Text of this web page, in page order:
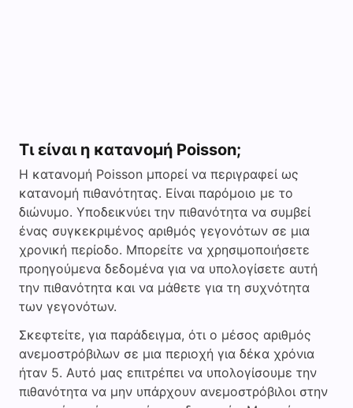
Τι είναι η κατανομή Poisson;
Η κατανομή Poisson μπορεί να περιγραφεί ως
κατανομή πιθανότητας. Είναι παρόμοιο με το
διώνυμο. Υποδεικνύει την πιθανότητα να συμβεί
ένας συγκεκριμένος αριθμός γεγονότων σε μια
χρονική περίοδο. Μπορείτε να χρησιμοποιήσετε
προηγούμενα δεδομένα για να υπολογίσετε αυτή
την πιθανότητα και να μάθετε για τη συχνότητα
των γεγονότων.
Σκεφτείτε, για παράδειγμα, ότι ο μέσος αριθμός
ανεμοστρόβιλων σε μια περιοχή για δέκα χρόνια
ήταν 5. Αυτό μας επιτρέπει να υπολογίσουμε την
πιθανότητα να μην υπάρχουν ανεμοστρόβιλοι στην